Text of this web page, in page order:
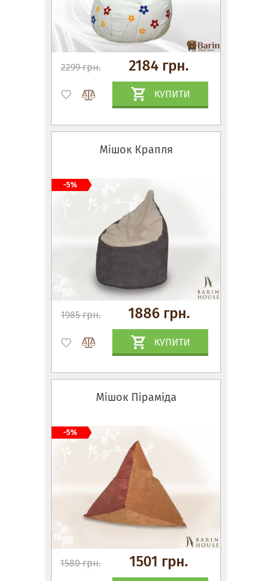
2299 грн. 2184 грн.
КУПИТИ
Мішок Крапля
1985 грн. 1886 грн.
КУПИТИ
-5%
Мішок Піраміда
1580 грн. 1501 грн.
-5%